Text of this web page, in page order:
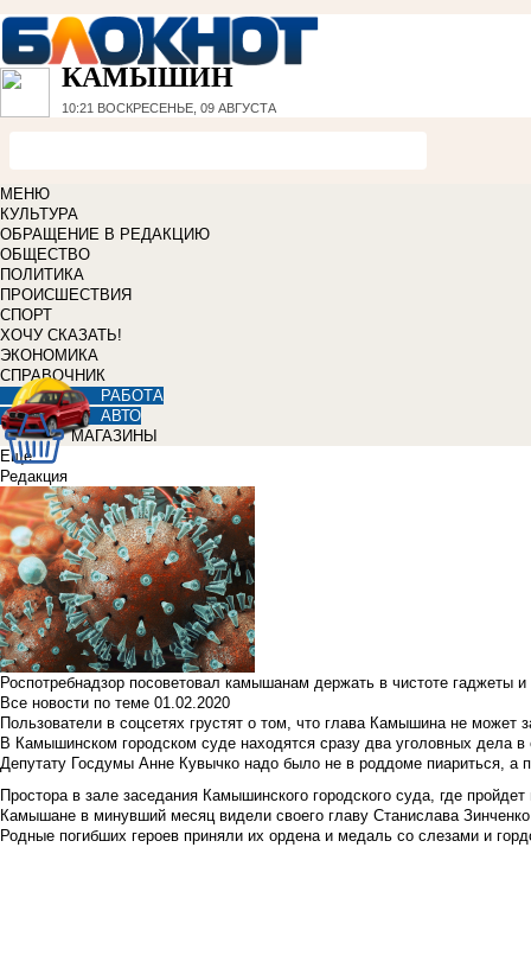
КАМЫШИН
10:21 ВОСКРЕСЕНЬЕ, 09 АВГУСТА
МЕНЮ
КУЛЬТУРА
ОБРАЩЕНИЕ В РЕДАКЦИЮ
ОБЩЕСТВО
ПОЛИТИКА
ПРОИСШЕСТВИЯ
СПОРТ
ХОЧУ СКАЗАТЬ!
ЭКОНОМИКА
СПРАВОЧНИК
РАБОТА
АВТО
МАГАЗИНЫ
Еще
Редакция
Роспотребнадзор посоветовал камышанам держать в чистоте гаджеты
Все новости по теме 01.02.2020
Пользователи в соцсетях грустят о том, что глава Камышина не может
В Камышинском городском суде находятся сразу два уголовных дела
Депутату Госдумы Анне Кувычко надо было не в роддоме пиариться, а
Простора в зале заседания Камышинского городского суда, где
Камышане в минувший месяц видели своего главу Станислава Зинченко
Родные погибших героев приняли их ордена и медаль со слезами и